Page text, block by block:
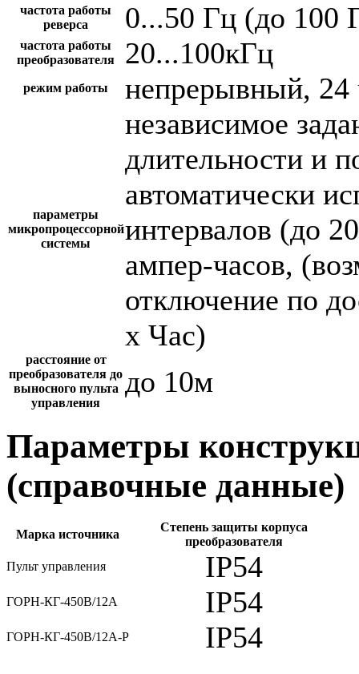
частота работы
реверса
0...50 Гц (до 100
частота работы
преобразователя
20...100кГц
режим работы непрерывный, 24
параметры
микропроцессорной
системы
независимое
длительности и
автоматически
интервалов (до
ампер-часов,
отключение по
х Час)
расстояние от
преобразователя до
выносного пульта
управления
до 10м
Параметры
(справочные данные)
Марка источника
Степень защиты корпуса
преобразователя
Пульт управления
IP54
ГОРН-КГ-450В/12А IP54
ГОРН-КГ-450В/12А-Р IP54